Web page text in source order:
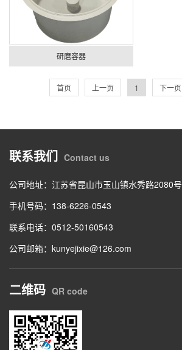
研磨容器
首页 上一页 1 下一页
联系我们 Contact us
公司地址：江苏省昆山市玉山镇水秀路2080号
手机号码：138-6226-0543
联系电话：0512-50160543
公司邮箱：kunyejixie@126.com
二维码 QR code